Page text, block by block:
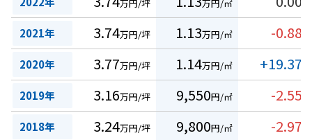
万円/坪 万円/㎡
2021年 3.74万円/坪 1.13万円/㎡ -0.88
2020年 3.77万円/坪 1.14万円/㎡ +19.37
2019年 3.16万円/坪 9,550円/㎡ -2.55
2018年 3.24万円/坪 9,800円/㎡ -2.97